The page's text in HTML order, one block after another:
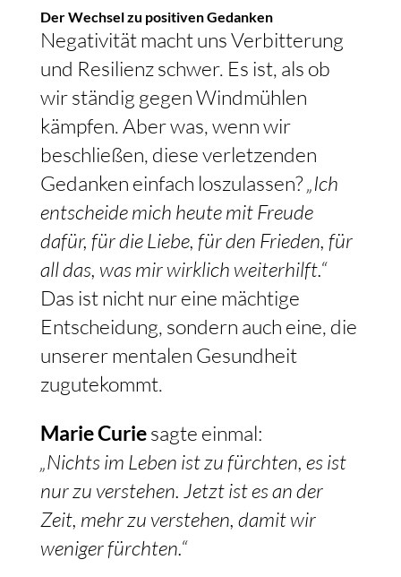
Der Wechsel zu positiven Gedanken
Negativität macht uns Verbitterung
und Resilienz schwer. Es ist, als ob
wir ständig gegen Windmühlen
kämpfen. Aber was, wenn wir
beschließen, diese verletzenden
Gedanken einfach loszulassen? „Ich
entscheide mich heute mit Freude
dafür, für die Liebe, für den Frieden, für
all das, was mir wirklich weiterhilft.“
Das ist nicht nur eine mächtige
Entscheidung, sondern auch eine, die
unserer mentalen Gesundheit
zugutekommt.
Marie Curiesagte einmal:
„Nichts im Leben ist zu fürchten, es ist
nur zu verstehen. Jetzt ist es an der
Zeit, mehr zu verstehen, damit wir
weniger fürchten.“